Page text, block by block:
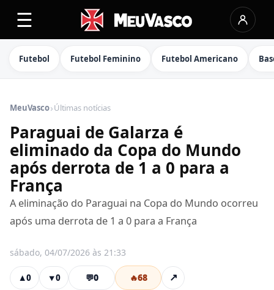
☰
Futebol Futebol Feminino Futebol Americano
MeuVasco›Últimas notícias
Paraguai de Galarza é
eliminado da Copa do Mundo
após derrota de 1 a 0 para a
França
A eliminação do Paraguai na Copa do Mundo ocorreu
após uma derrota de 1 a 0 para a França
sábado, 04/07/2026 às 21:33
▲0 ▼0 💬0 🔥68 ↗